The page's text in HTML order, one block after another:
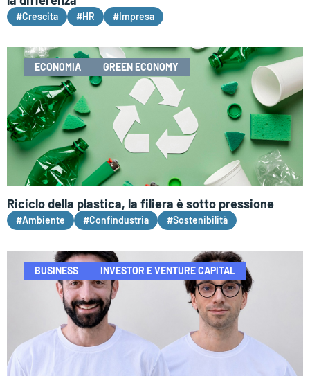
#Crescita #HR #Impresa
ECONOMIA GREEN ECONOMY
Riciclo della plastica, la filiera è sotto pressione
#Ambiente #Confindustria #Sostenibilità
BUSINESS INVESTOR E VENTURE CAPITAL